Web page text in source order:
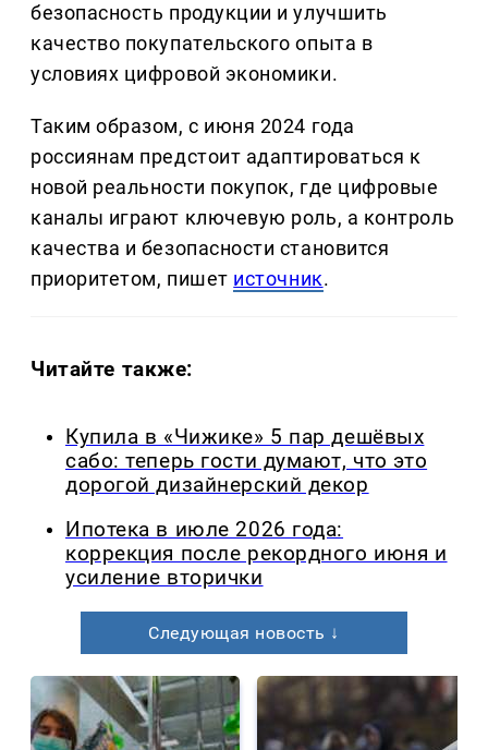
безопасность продукции и улучшить
качество покупательского опыта в
условиях цифровой экономики.
Таким образом, с июня 2024 года
россиянам предстоит адаптироваться к
новой реальности покупок, где цифровые
каналы играют ключевую роль, а контроль
качества и безопасности становится
приоритетом, пишет источник.
Читайте также:
Купила в «Чижике» 5 пар дешёвых
сабо: теперь гости думают, что это
дорогой дизайнерский декор
Ипотека в июле 2026 года:
коррекция после рекордного июня и
усиление вторички
Следующая новость ↓